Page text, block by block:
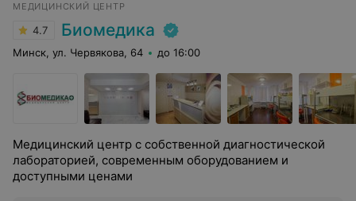
МЕДИЦИНСКИЙ ЦЕНТР
4.7 Биомедика
Минск, ул. Червякова, 64 до 16:00
Медицинский центр с собственной диагностической
лабораторией, современным оборудованием и
доступными ценами